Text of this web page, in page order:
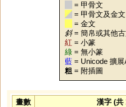
= 甲骨文
= 甲骨文及金文
= 金文
斜= 簡帛或其他
紅 = 小篆
綠 = 無小篆
藍 = Unicode 擴
粗 = 附插圖
畫數
漢字 (共